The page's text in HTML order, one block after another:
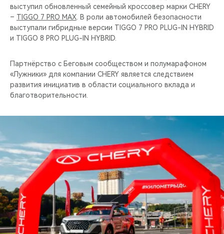
выступил обновленный семейный кроссовер марки CHERY
– TIGGO 7 PRO MAX . В роли автомобилей безопасности
выступали гибридные версии TIGGO 7 PRO PLUG-IN HYBRID
и TIGGO 8 PRO PLUG-IN HYBRID.
Партнёрство с Беговым сообществом и полумарафоном
«Лужники» для компании CHERY является следствием
развития инициатив в области социального вклада и
благотворительности.